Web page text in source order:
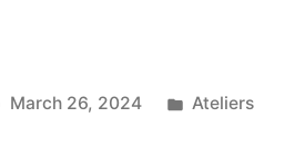
March 26, 2024
Posted
Ateliers